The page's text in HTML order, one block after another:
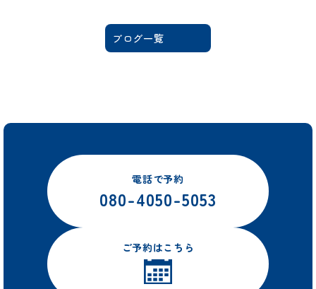
ブログ一覧
電話で予約
080-4050-5053
ご予約はこちら